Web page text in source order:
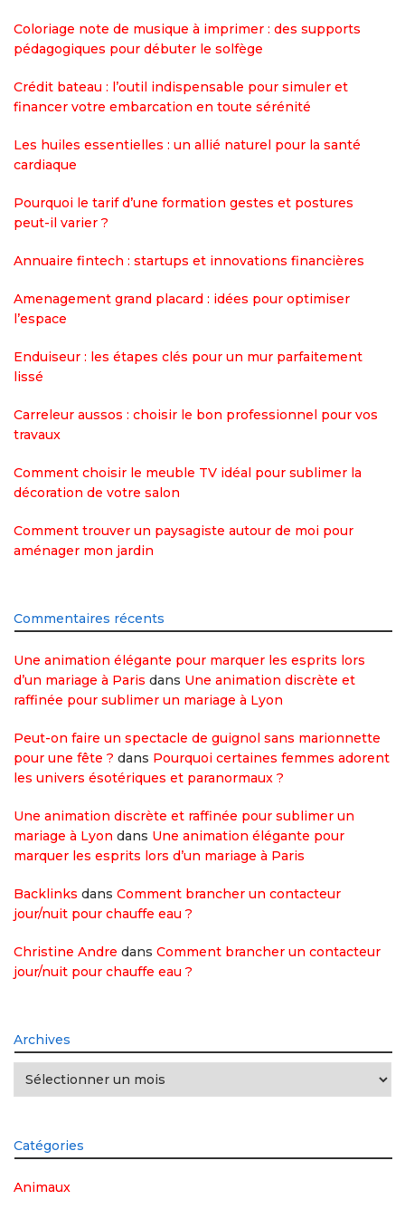
Coloriage note de musique à imprimer : des supports
pédagogiques pour débuter le solfège
Crédit bateau : l’outil indispensable pour simuler et
financer votre embarcation en toute sérénité
Les huiles essentielles : un allié naturel pour la santé
cardiaque
Pourquoi le tarif d’une formation gestes et postures
peut-il varier ?
Annuaire fintech : startups et innovations financières
Amenagement grand placard : idées pour optimiser
l’espace
Enduiseur : les étapes clés pour un mur parfaitement
lissé
Carreleur aussos : choisir le bon professionnel pour vos
travaux
Comment choisir le meuble TV idéal pour sublimer la
décoration de votre salon
Comment trouver un paysagiste autour de moi pour
aménager mon jardin
Commentaires récents
Une animation élégante pour marquer les esprits lors
d’un mariage à Paris dans Une animation discrète et
raffinée pour sublimer un mariage à Lyon
Peut-on faire un spectacle de guignol sans marionnette
pour une fête ? dans Pourquoi certaines femmes adorent
les univers ésotériques et paranormaux ?
Une animation discrète et raffinée pour sublimer un
mariage à Lyon dans Une animation élégante pour
marquer les esprits lors d’un mariage à Paris
Backlinks dans Comment brancher un contacteur
jour/nuit pour chauffe eau ?
Christine Andre dans Comment brancher un contacteur
jour/nuit pour chauffe eau ?
Archives
Archives
Catégories
Animaux